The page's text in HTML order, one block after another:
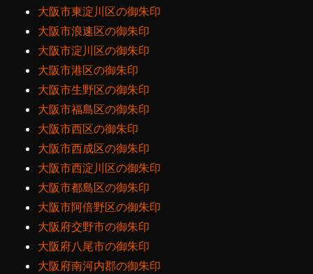
大阪市東淀川区の御朱印
大阪市浪速区の御朱印
大阪市淀川区の御朱印
大阪市港区の御朱印
大阪市生野区の御朱印
大阪市福島区の御朱印
大阪市西区の御朱印
大阪市西成区の御朱印
大阪市西淀川区の御朱印
大阪市都島区の御朱印
大阪市阿倍野区の御朱印
大阪府交野市の御朱印
大阪府八尾市の御朱印
大阪府南河内郡の御朱印